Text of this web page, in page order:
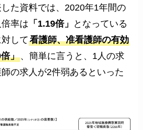
た資料では、2020年1年間の
率は 「1.19倍」
となっている
して看護師、准看護師の有効
」、簡単に言うと、1人の求
の求人が2件弱あるといった